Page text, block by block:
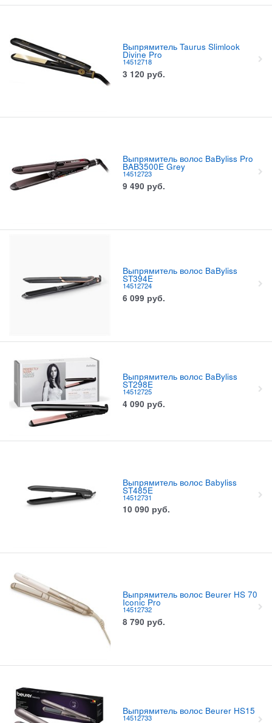
Выпрямитель Taurus Slimlook
Divine Pro
14512718
3 120 руб.
Выпрямитель волоc BaByliss Pro
BAB3500E Grey
14512723
9 490 руб.
Выпрямитель волоc BaByliss
ST394E
14512724
6 099 руб.
Выпрямитель волос BaByliss
ST298E
14512725
4 090 руб.
Выпрямитель волос Babyliss
ST485E
14512731
10 090 руб.
Выпрямитель волос Beurer HS 70
Iconic Pro
14512732
8 790 руб.
Выпрямитель волос Beurer HS15
14512733